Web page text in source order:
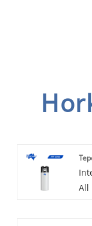
All